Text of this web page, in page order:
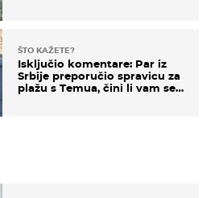
ŠTO KAŽETE?
Isključio komentare: Par iz
Srbije preporučio spravicu za
plažu s Temua, čini li vam se